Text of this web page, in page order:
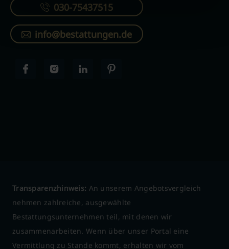
030-75437515
info@bestattungen.de
Transparenzhinweis: An unserem Angebotsvergleich
nehmen zahlreiche, ausgewählte
Bestattungsunternehmen teil, mit denen wir
zusammenarbeiten. Wenn über unser Portal eine
Vermittlung zu Stande kommt, erhalten wir vom